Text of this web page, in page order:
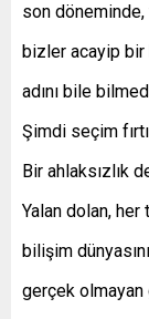
son
bizler acayip bir
adını bile
Şimdi seçim
Bir ahlaksızlık
Yalan dolan, her
bilişim
gerçek olmayan